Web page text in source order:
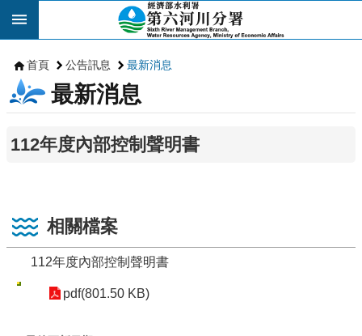
跳到主要內容區塊
首頁 公告訊息 最新消息
最新消息
112年度內部控制聲明書
相關檔案
112年度內部控制聲明書
pdf(801.50 KB)